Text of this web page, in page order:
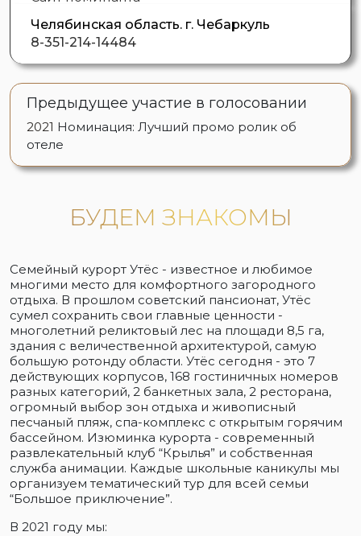
Челябинская область. г. Чебаркуль
8-351-214-14484
Предыдущее участие в голосовании
2021 Номинация: Лучший промо ролик об
отеле
БУДЕМ ЗНАКОМЫ
Семейный курорт Утёс - известное и любимое
многими место для комфортного загородного
отдыха. В прошлом советский пансионат, Утёс
сумел сохранить свои главные ценности -
многолетний реликтовый лес на площади 8,5 га,
здания с величественной архитектурой, самую
большую ротонду области. Утёс сегодня - это 7
действующих корпусов, 168 гостиничных номеров
разных категорий, 2 банкетных зала, 2 ресторана,
огромный выбор зон отдыха и живописный
песчаный пляж, спа-комплекс с открытым горячим
бассейном. Изюминка курорта - современный
развлекательный клуб “Крылья” и собственная
служба анимации. Каждые школьные каникулы мы
организуем тематический тур для всей семьи
“Большое приключение”.
В 2021 году мы: